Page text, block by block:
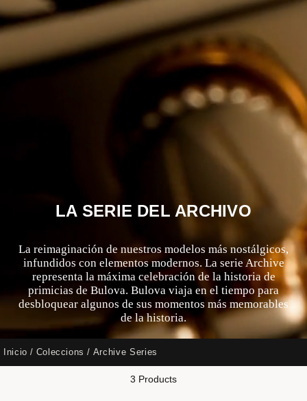
LA SERIE DEL ARCHIVO
La reimaginación de nuestros modelos más nostálgicos,
infundidos con elementos modernos. La serie Archive
representa la máxima celebración de la historia de
primicias de Bulova. Bulova viaja en el tiempo para
desbloquear algunos de sus momentos más memorables
de la historia.
Inicio Coleccions Archive Series
3 Products